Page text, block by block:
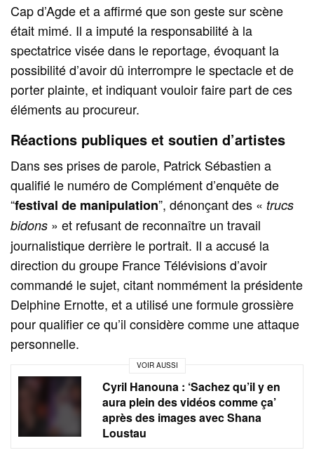
Cap d’Agde et a affirmé que son geste sur scène
était mimé. Il a imputé la responsabilité à la
spectatrice visée dans le reportage, évoquant la
possibilité d’avoir dû interrompre le spectacle et de
porter plainte, et indiquant vouloir faire part de ces
éléments au procureur.
Réactions publiques et soutien d’artistes
Dans ses prises de parole, Patrick Sébastien a
qualifié le numéro de Complément d’enquête de
“festival de manipulation”, dénonçant des « trucs
bidons » et refusant de reconnaître un travail
journalistique derrière le portrait. Il a accusé la
direction du groupe France Télévisions d’avoir
commandé le sujet, citant nommément la présidente
Delphine Ernotte, et a utilisé une formule grossière
pour qualifier ce qu’il considère comme une attaque
personnelle.
VOIR AUSSI
Cyril Hanouna : ‘Sachez qu’il y en
aura plein des vidéos comme ça’
après des images avec Shana
Loustau